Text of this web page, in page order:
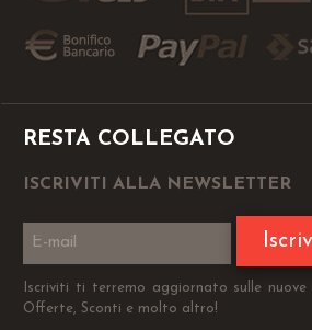
RESTA COLLEGATO
ISCRIVITI ALLA NEWSLETTER
Iscriviti ti terremo aggiornato sulle nuove
Offerte, Sconti e molto altro!